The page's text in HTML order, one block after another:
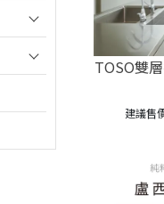
TOSO雙
建議售